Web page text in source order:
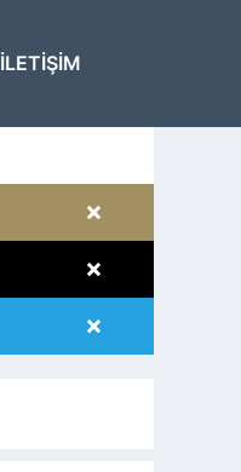
İLETIŞIM
×
×
×